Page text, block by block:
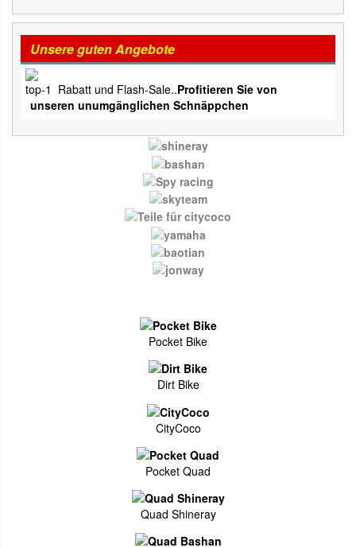
Unsere guten Angebote
Rabatt und Flash-Sale..Profitieren Sie von
unseren unumgänglichen Schnäppchen
Pocket Bike
Dirt Bike
CityCoco
Pocket Quad
Quad Shineray